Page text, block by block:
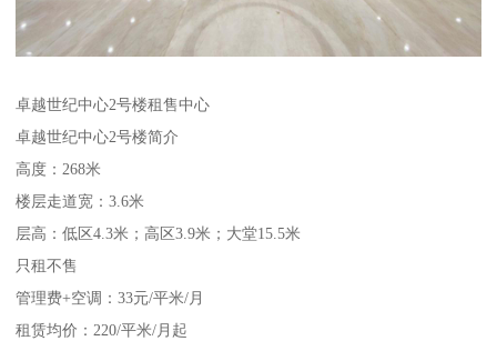
卓越世纪中心2号楼租售中心
卓越世纪中心2号楼简介
高度：268米
楼层走道宽：3.6米
层高：低区4.3米；高区3.9米；大堂15.5米
只租不售
管理费+空调：33元/平米/月
租赁均价：220/平米/月起